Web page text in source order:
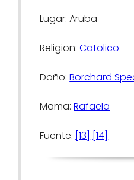
Lugar: Aruba
Religion:Catolico
Doño:Borchard
Mama:Rafaela
Fuente: [13] [14]